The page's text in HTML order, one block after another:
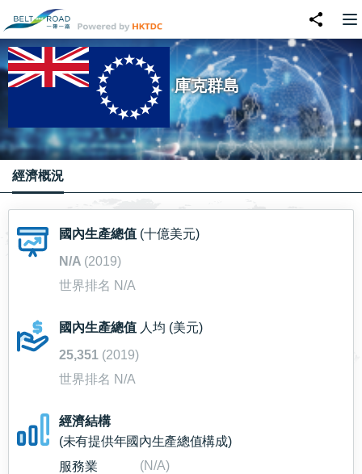
庫克群島
經濟概況
國內生產總值 (十億美元)
N/A (2019)
世界排名 N/A
國內生產總值 人均 (美元)
25,351 (2019)
世界排名 N/A
經濟結構
(未有提供年國內生產總值構成)
服務業
(N/A)